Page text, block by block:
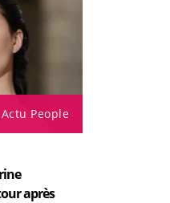
Actu People
après